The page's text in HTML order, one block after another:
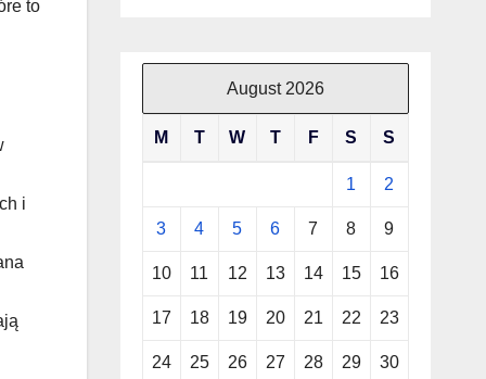
to
i
August 2026
M T W T F S S
1 2
3 4 5 6 7 8 9
10 11 12 13 14 15 16
17 18 19 20 21 22 23
24 25 26 27 28 29 30